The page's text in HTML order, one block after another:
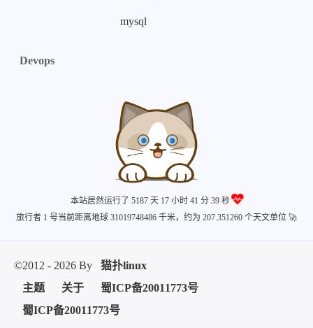
mysql
Devops
本站居然运行了 5187 天17 小时 41 分 39 秒
旅行者 1 号当前距离地球 31019748486 千米，约为 207.351260 个天文单位 🚀
©2012 - 2026 By
猫扑linux
主题
关于
蜀ICP备20011773号
蜀ICP备20011773号